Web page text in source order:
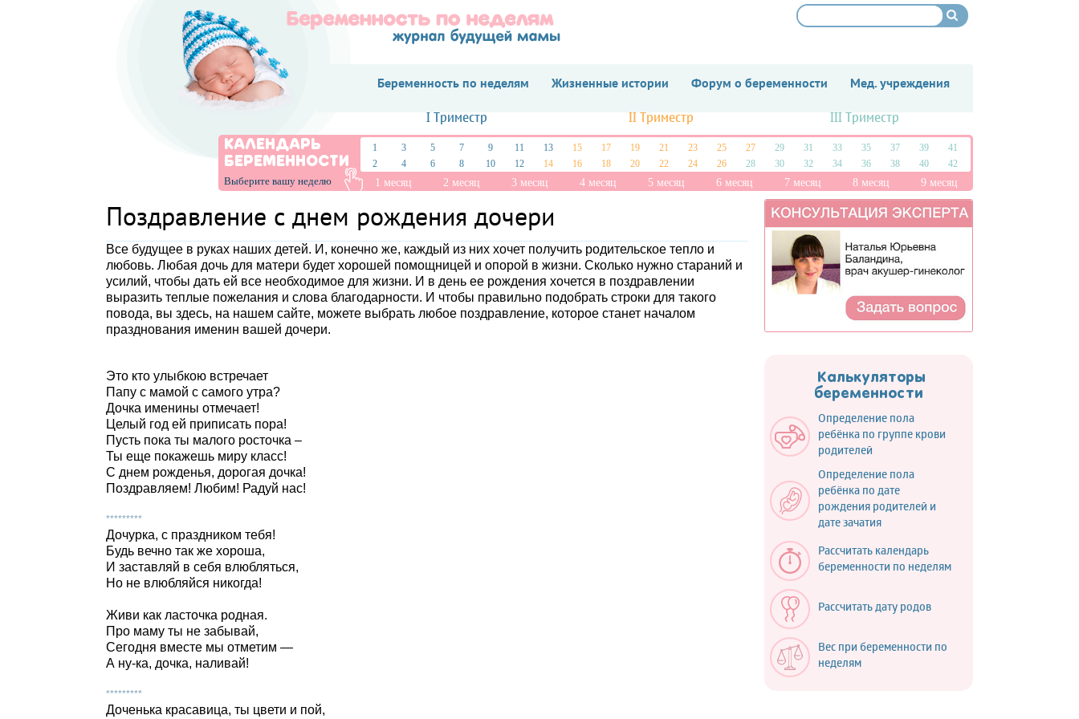
Беременность по неделям Жизненные истории Форум о беременности Мед. учреждения
I Триместр II Триместр III Триместр
КАЛЕНДАРЬ
БЕРЕМЕННОСТИ
Выберите вашу неделю
1 3 5 7 9 11 13 15 17 19 21 23 25 27 29 31 33 35 37 39
41
2
4 6 8 10 12 14 16 18 20 22 24 26 28 30 32 34 36 38 40 42
1 месяц 2 месяц 3 месяц 4 месяц 5 месяц 6 месяц 7 месяц 8 месяц 9 месяц
Поздравление с днем рождения дочери
Все будущее в руках наших детей. И, конечно же, каждый из них хочет получить родительское тепло и
любовь. Любая дочь для матери будет хорошей помощницей и опорой в жизни. Сколько нужно стараний и
усилий, чтобы дать ей все необходимое для жизни. И в день ее рождения хочется в поздравлении
выразить теплые пожелания и слова благодарности. И чтобы правильно подобрать строки для такого
повода, вы здесь, на нашем сайте, можете выбрать любое поздравление, которое станет началом
празднования именин вашей дочери.
Это кто улыбкою встречает
Папу с мамой с самого утра?
Дочка именины отмечает!
Целый год ей приписать пора!
Пусть пока ты малого росточка –
Ты еще покажешь миру класс!
С днем рожденья, дорогая дочка!
Поздравляем! Любим! Радуй нас!
*********
Дочурка, с праздником тебя!
Будь вечно так же хороша,
И заставляй в себя влюбляться,
Но не влюбляйся никогда!
Живи как ласточка родная.
Про маму ты не забывай,
Сегодня вместе мы отметим —
А ну-ка, дочка, наливай!
*********
Доченька красавица, ты цвети и пой,
Калькуляторы
беременности
Определение пола
ребёнка по группе крови
родителей
Определение пола
ребёнка по дате
рождения родителей и
дате зачатия
Рассчитать календарь
беременности по неделям
Рассчитать дату родов
Вес при беременности по
неделям